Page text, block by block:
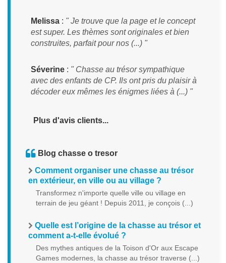
Melissa : " Je trouve que la page et le concept
est super. Les thèmes sont originales et bien
construites, parfait pour nos (...) "
Séverine : " Chasse au trésor sympathique
avec des enfants de CP. Ils ont pris du plaisir à
décoder eux mêmes les énigmes liées à (...) "
Plus d'avis clients...
Blog chasse o tresor
Comment organiser une chasse au trésor
en extérieur, en ville ou au village ?
Transformez n'importe quelle ville ou village en
terrain de jeu géant ! Depuis 2011, je conçois (...)
Quelle est l’origine de la chasse au trésor et
comment a-t-elle évolué ?
Des mythes antiques de la Toison d'Or aux Escape
Games modernes, la chasse au trésor traverse (...)